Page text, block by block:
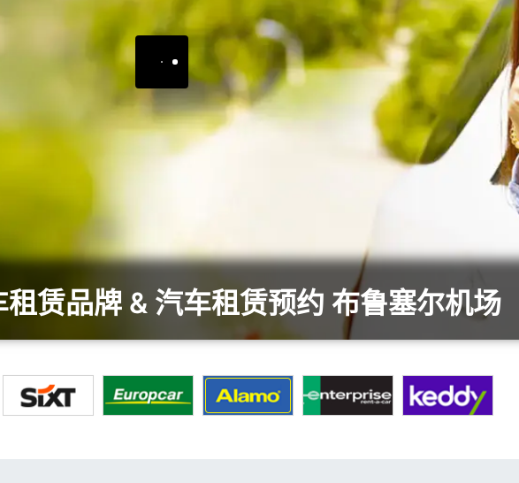
赁品牌 & 汽车租赁预约 布鲁塞尔机场